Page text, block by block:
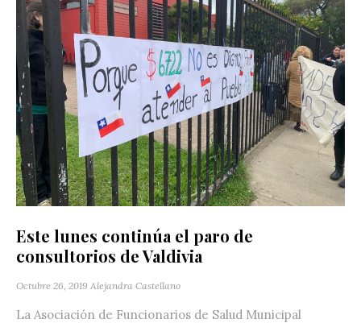
Este lunes continúa el paro de
consultorios de Valdivia
Octubre 26, 2019 Alejandra Castellano
La Asociación de Funcionarios de Salud Municipal